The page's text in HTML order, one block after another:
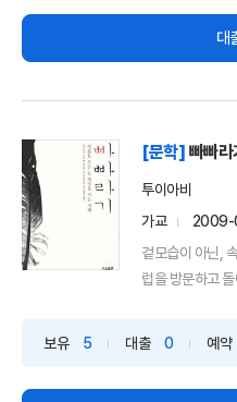
대
[문학] 빠빠라
투이아비
가교
겉모습이 아닌,
럽을 방문하고 돌
보유 5 대출 0 예약